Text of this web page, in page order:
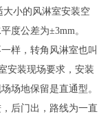
大小的风淋室安装空
度公差为±3mm。
样，转角风淋室也叫
安装现场要求，安装
场地保留是直通型。
后门出，路线为一直